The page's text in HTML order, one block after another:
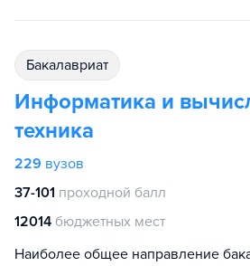
бакалавриат
Информатика и
техника
229 вузов
37-101 проходной балл
12014 бюджетных мест
Наиболее общее направление